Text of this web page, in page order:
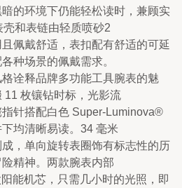
的环境下仍能轻松读时，兼顾实
和表链由轻质喷砂2
佩戴舒适，表扣配有舒适的可延
种场景的佩戴需求。
诠释品牌多功能工具腕表的魅
11 枚镶钻时标，光影流
针搭配白色 Super-Luminova®
均清晰易读。34 毫米
，单向旋转表圈饰有标志性的历
精神。两款腕表内部
能机芯，只需几小时的光照，即